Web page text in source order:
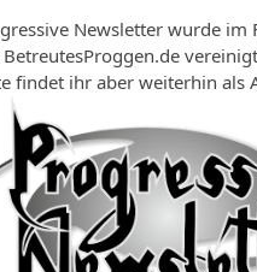
Newsletter wurde im
findet ihr aber weiterhin als